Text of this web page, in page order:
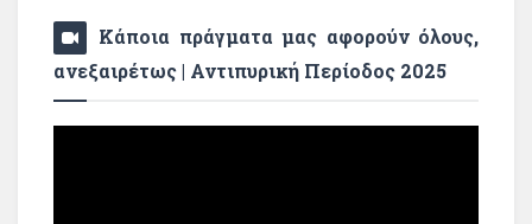
Κάποια πράγματα μας αφορούν όλους,
ανεξαιρέτως | Αντιπυρική Περίοδος 2025